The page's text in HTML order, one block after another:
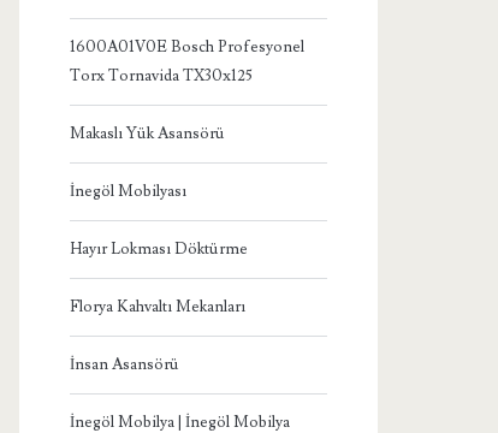
1600A01V0E Bosch Profesyonel
Torx Tornavida TX30x125
Makaslı Yük Asansörü
İnegöl Mobilyası
Hayır Lokması Döktürme
Florya Kahvaltı Mekanları
İnsan Asansörü
İnegöl Mobilya | İnegöl Mobilya